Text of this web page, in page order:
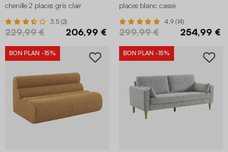
chenille 2 places gris clair
3.5 (2)
229,99 € 206,99 €
places blanc cassé
4.9 (14)
299,99 € 254,99 €
BON PLAN -15% BON PLAN -15%